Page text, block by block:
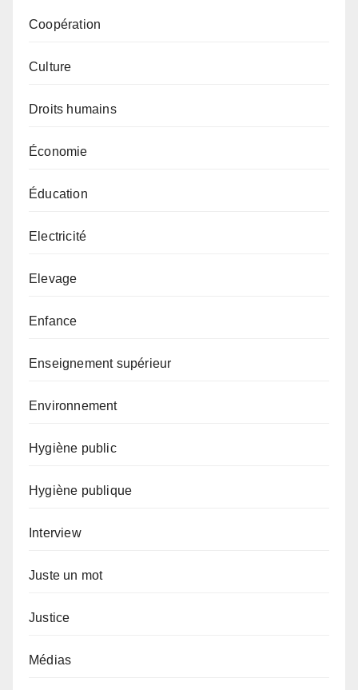
Coopération
Culture
Droits humains
Économie
Éducation
Electricité
Elevage
Enfance
Enseignement supérieur
Environnement
Hygiène public
Hygiène publique
Interview
Juste un mot
Justice
Médias